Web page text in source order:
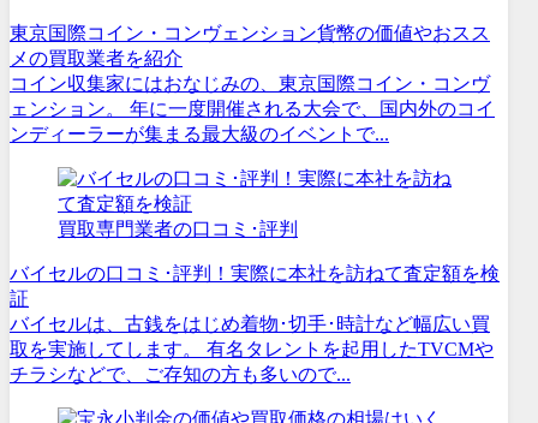
東京国際コイン・コンヴェンション貨幣の価値やおスス
メの買取業者を紹介
コイン収集家にはおなじみの、東京国際コイン・コンヴ
ェンション。 年に一度開催される大会で、国内外のコイ
ンディーラーが集まる最大級のイベントで...
買取専門業者の口コミ･評判
バイセルの口コミ･評判！実際に本社を訪ねて査定額を検
証
バイセルは、古銭をはじめ着物･切手･時計など幅広い買
取を実施してします。 有名タレントを起用したTVCMや
チラシなどで、ご存知の方も多いので...